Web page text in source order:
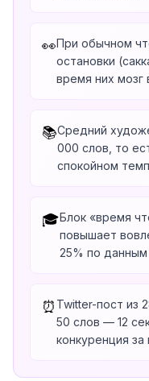
👀При обычном
остановки
время них
📚Средний
000 слов, то
спокойном
🎓Блок «время
повышает
25% по
⏰ Twitter-пост из
50 слов — 12
конкуренция